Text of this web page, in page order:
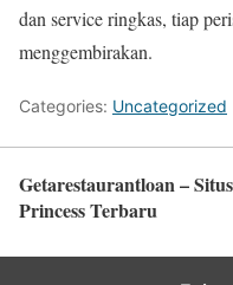
dan service ringkas, tiap
menggembirakan.
Categories: Uncategorized
Getarestaurantloan –
Princess Terbaru